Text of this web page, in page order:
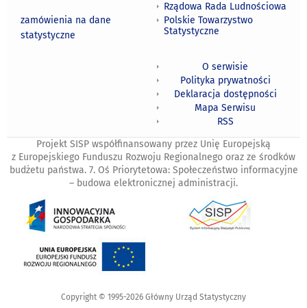
zamówienia na dane
statystyczne
Rządowa Rada Ludnościowa
Polskie Towarzystwo
Statystyczne
O serwisie
Polityka prywatności
Deklaracja dostępności
Mapa Serwisu
RSS
Projekt SISP współfinansowany przez Unię Europejską
z Europejskiego Funduszu Rozwoju Regionalnego oraz ze środków
budżetu państwa. 7. Oś Priorytetowa: Społeczeństwo informacyjne
– budowa elektronicznej administracji.
Copyright © 1995-2026 Główny Urząd Statystyczny